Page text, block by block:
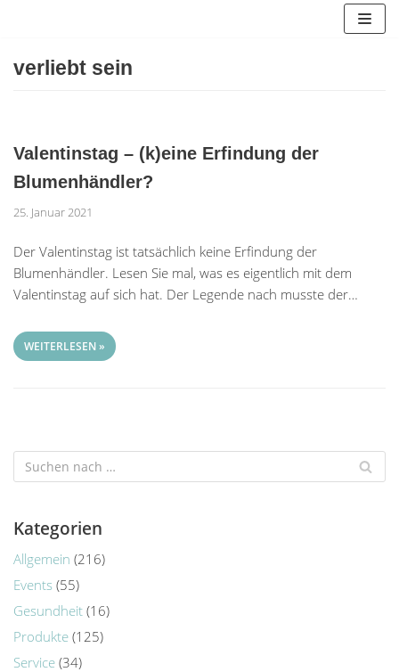
springen
verliebt sein
Valentinstag – (k)eine Erfindung der
Blumenhändler?
25. Januar 2021
Der Valentinstag ist tatsächlich keine Erfindung der
Blumenhändler. Lesen Sie mal, was es eigentlich mit dem
Valentinstag auf sich hat. Der Legende nach musste der…
WEITERLESEN »
Kategorien
Allgemein (216)
Events (55)
Gesundheit (16)
Produkte (125)
Service (34)